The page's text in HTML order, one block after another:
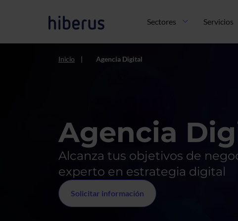
Sectores
Servicios
Inicio Agencia Digital
Agencia
Alcanza tus objetivos de
experto en estrategia digital
Solicitar información